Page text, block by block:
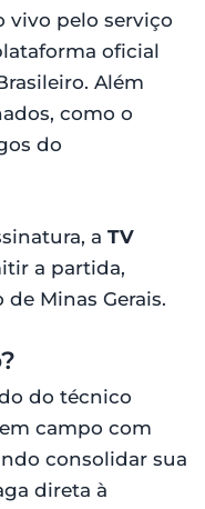
vivo pelo serviço
oficial
Além
como o
do
a TV
a partida,
Minas Gerais.
do técnico
campo com
consolidar sua
direta à